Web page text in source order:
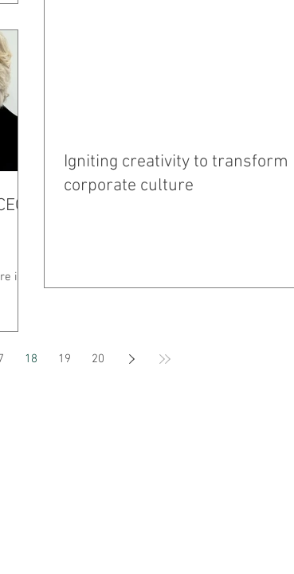
?... Lire ici
Igniting creativity to transform
corporate culture
18 19 20